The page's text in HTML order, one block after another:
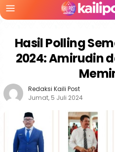
Mobile
Hasil Polling
2024: Amirudin
Redaksi Kaili Post
Jumat, 5 Juli 2024